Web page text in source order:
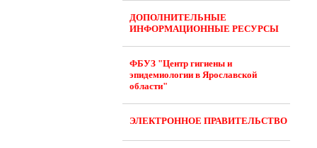
ДОПОЛНИТЕЛЬНЫЕ
ИНФОРМАЦИОННЫЕ РЕСУРСЫ
ФБУЗ "Центр гигиены и
эпидемиологии в Ярославской
области"
ЭЛЕКТРОННОЕ ПРАВИТЕЛЬСТВО